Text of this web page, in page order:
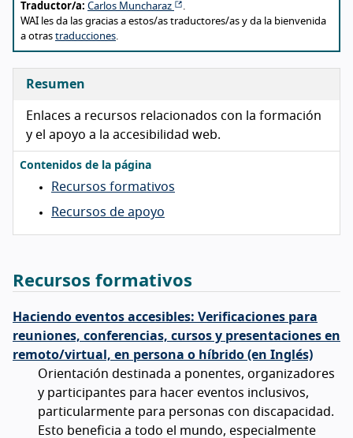
About this translation
Traductor/a: Carlos Muncharaz
.
WAI les da las gracias a estos/as traductores/as y da la bienvenida
a otras traducciones.
Resumen
Enlaces a recursos relacionados con la formación
y el apoyo a la accesibilidad web.
Contenidos de la página
Recursos formativos
Recursos de apoyo
Recursos formativos
Haciendo eventos accesibles: Verificaciones para
reuniones, conferencias, cursos y presentaciones en
remoto/virtual, en persona o híbrido (en Inglés)
Orientación destinada a ponentes, organizadores
y participantes para hacer eventos inclusivos,
particularmente para personas con discapacidad.
Esto beneficia a todo el mundo, especialmente